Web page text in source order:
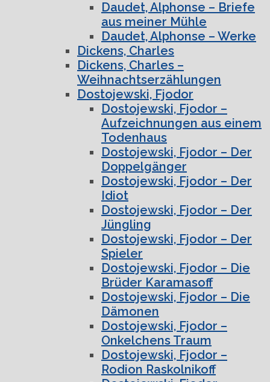
Daudet, Alphonse – Briefe
aus meiner Mühle
Daudet, Alphonse – Werke
Dickens, Charles
Dickens, Charles –
Weihnachtserzählungen
Dostojewski, Fjodor
Dostojewski, Fjodor –
Aufzeichnungen aus einem
Todenhaus
Dostojewski, Fjodor – Der
Doppelgänger
Dostojewski, Fjodor – Der
Idiot
Dostojewski, Fjodor – Der
Jüngling
Dostojewski, Fjodor – Der
Spieler
Dostojewski, Fjodor – Die
Brüder Karamasoff
Dostojewski, Fjodor – Die
Dämonen
Dostojewski, Fjodor –
Onkelchens Traum
Dostojewski, Fjodor –
Rodion Raskolnikoff